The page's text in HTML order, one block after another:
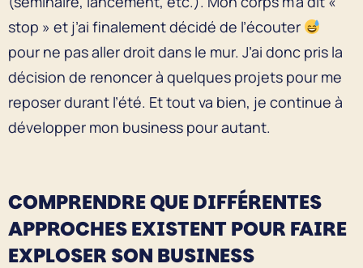
stop » et j’ai finalement décidé de l’écouter
pour ne pas aller droit dans le mur. J’ai donc pris la
décision de renoncer à quelques projets pour me
reposer durant l’été. Et tout va bien, je continue à
développer mon business pour autant.
COMPRENDRE QUE DIFFÉRENTES
APPROCHES EXISTENT POUR FAIRE
EXPLOSER SON BUSINESS